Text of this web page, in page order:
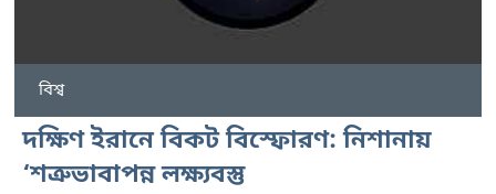
বিশ্ব
দক্ষিণ ইরানে বিকট বিস্ফোরণ: নিশানায়
‘শত্রুভাবাপন্ন লক্ষ্যবস্তু